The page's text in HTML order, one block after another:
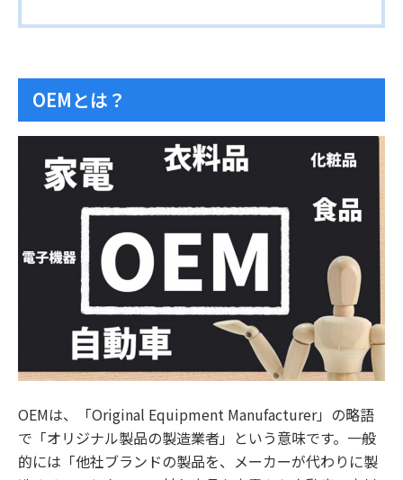
OEMとは？
OEMは、「Original Equipment Manufacturer」の略語
で「オリジナル製品の製造業者」という意味です。一般
的には「他社ブランドの製品を、メーカーが代わりに製